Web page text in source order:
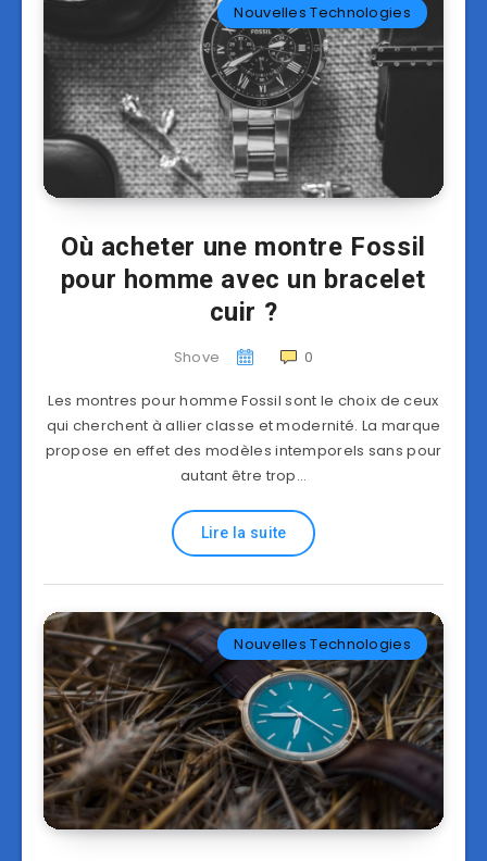
Nouvelles Technologies
Où acheter une montre Fossil
pour homme avec un bracelet
cuir ?
Shove 0
Les montres pour homme Fossil sont le choix de ceux
qui cherchent à allier classe et modernité. La marque
propose en effet des modèles intemporels sans pour
autant être trop…
Lire la suite
Nouvelles Technologies